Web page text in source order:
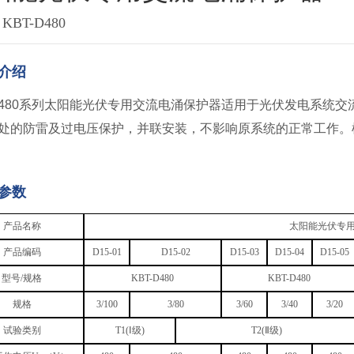
D480
绍
系列太阳能光伏专用交流电涌保护器适用于光伏发电系统
的防雷及过电压保护，并联安装，不影响原系统的正常工作
数
产品名称 太阳能光伏专
产品编码 D15-01 D15-02 D15-03 D15-04 D15-05
型号/规格 KBT-D480 KBT-D480
规格 3/100 3/80 3/60 3/40 3/20
试验类别 T1(Ⅰ级) T2(Ⅱ级)